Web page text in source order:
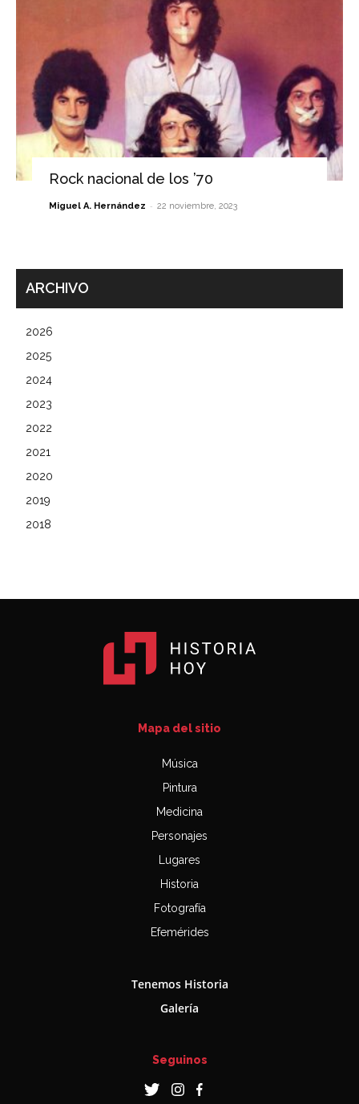
Rock nacional de los ’70
Miguel A. Hernández - 22 noviembre, 2023
ARCHIVO
2026
2025
2024
2023
2022
2021
2020
2019
2018
Mapa del sitio
Música
Pintura
Medicina
Personajes
Lugares
Historia
Fotografía
Efemérides
Tenemos Historia
Galería
Seguinos